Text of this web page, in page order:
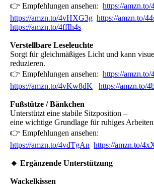
👉 Empfehlungen ansehen: https://
https://amzn.to/4vHXG3g https://amzn.to/
https://amzn.to/4ffIh4s
Verstellbare Leseleuchte
Sorgt für gleichmäßiges Licht und kann
reduzieren.
👉 Empfehlungen ansehen: https://
https://amzn.to/4vKw8dK
https://amzn.to/
Fußstütze / Bänkchen
Unterstützt eine stabile Sitzposition –
eine wichtige Grundlage für ruhiges
👉 Empfehlungen ansehen:
https://amzn.to/4vdTgAn https://amzn.to/
🔹 Ergänzende Unterstützung
Wackelkissen